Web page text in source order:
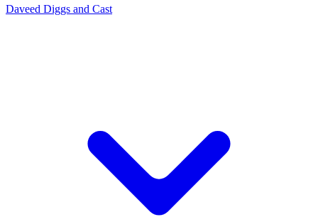
Daveed Diggs and Cast